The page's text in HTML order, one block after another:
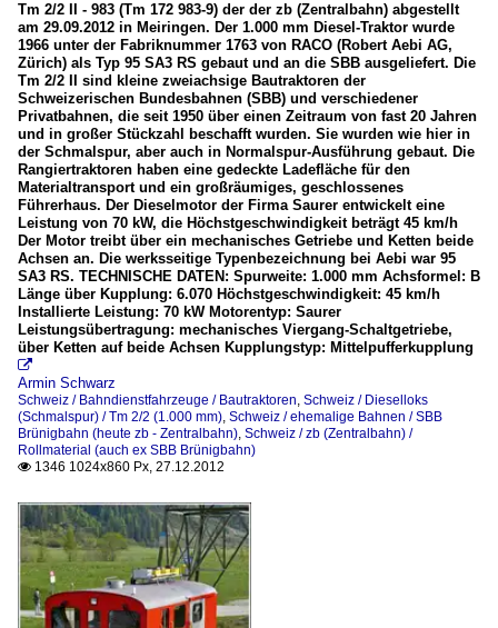
Tm 2/2 II - 983 (Tm 172 983-9) der der zb (Zentralbahn) abgestellt
am 29.09.2012 in Meiringen. Der 1.000 mm Diesel-Traktor wurde
1966 unter der Fabriknummer 1763 von RACO (Robert Aebi AG,
Zürich) als Typ 95 SA3 RS gebaut und an die SBB ausgeliefert. Die
Tm 2/2 II sind kleine zweiachsige Bautraktoren der
Schweizerischen Bundesbahnen (SBB) und verschiedener
Privatbahnen, die seit 1950 über einen Zeitraum von fast 20 Jahren
und in großer Stückzahl beschafft wurden. Sie wurden wie hier in
der Schmalspur, aber auch in Normalspur-Ausführung gebaut. Die
Rangiertraktoren haben eine gedeckte Ladefläche für den
Materialtransport und ein großräumiges, geschlossenes
Führerhaus. Der Dieselmotor der Firma Saurer entwickelt eine
Leistung von 70 kW, die Höchstgeschwindigkeit beträgt 45 km/h
Der Motor treibt über ein mechanisches Getriebe und Ketten beide
Achsen an. Die werksseitige Typenbezeichnung bei Aebi war 95
SA3 RS. TECHNISCHE DATEN: Spurweite: 1.000 mm Achsformel: B
Länge über Kupplung: 6.070 Höchstgeschwindigkeit: 45 km/h
Installierte Leistung: 70 kW Motorentyp: Saurer
Leistungsübertragung: mechanisches Viergang-Schaltgetriebe,
über Ketten auf beide Achsen Kupplungstyp: Mittelpufferkupplung

Armin Schwarz
Schweiz / Bahndienstfahrzeuge / Bautraktoren, Schweiz / Dieselloks
(Schmalspur) / Tm 2/2 (1.000 mm), Schweiz / ehemalige Bahnen / SBB
Brünigbahn (heute zb - Zentralbahn), Schweiz / zb (Zentralbahn) /
Rollmaterial (auch ex SBB Brünigbahn)
 1346 1024x860 Px, 27.12.2012